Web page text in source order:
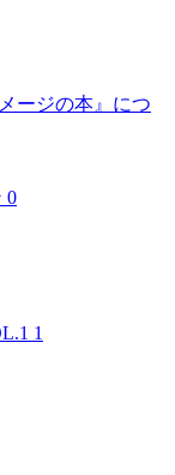
ージの本』につ
0
1